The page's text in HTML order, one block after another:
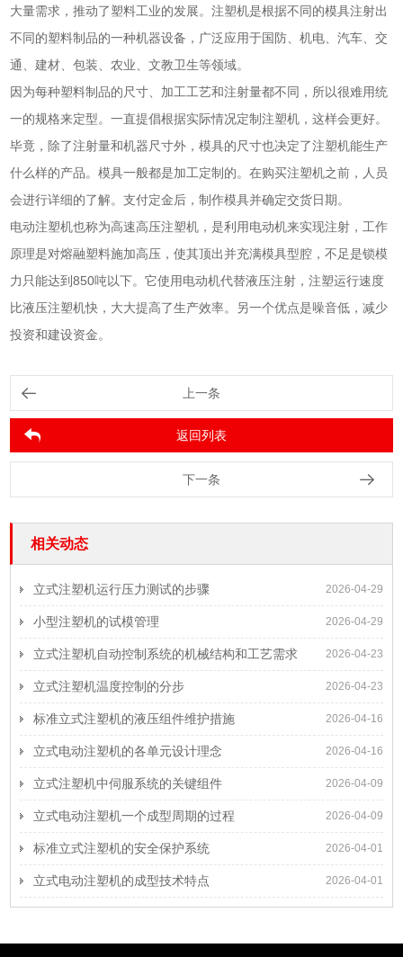
大量需求，推动了塑料工业的发展。注塑机是根据不同的模具注射出
不同的塑料制品的一种机器设备，广泛应用于国防、机电、汽车、交
通、建材、包装、农业、文教卫生等领域。
因为每种塑料制品的尺寸、加工工艺和注射量都不同，所以很难用统
一的规格来定型。一直提倡根据实际情况定制注塑机，这样会更好。
毕竟，除了注射量和机器尺寸外，模具的尺寸也决定了注塑机能生产
什么样的产品。模具一般都是加工定制的。在购买注塑机之前，人员
会进行详细的了解。支付定金后，制作模具并确定交货日期。
电动注塑机也称为高速高压注塑机，是利用电动机来实现注射，工作
原理是对熔融塑料施加高压，使其顶出并充满模具型腔，不足是锁模
力只能达到850吨以下。它使用电动机代替液压注射，注塑运行速度
比液压注塑机快，大大提高了生产效率。另一个优点是噪音低，减少
投资和建设资金。
上一条
返回列表
下一条
相关动态
2026-04-29
立式注塑机运行压力测试的步骤
2026-04-29
小型注塑机的试模管理
2026-04-23
立式注塑机自动控制系统的机械结构和工艺需求
2026-04-23
立式注塑机温度控制的分步
2026-04-16
标准立式注塑机的液压组件维护措施
2026-04-16
立式电动注塑机的各单元设计理念
2026-04-09
立式注塑机中伺服系统的关键组件
2026-04-09
立式电动注塑机一个成型周期的过程
2026-04-01
标准立式注塑机的安全保护系统
2026-04-01
立式电动注塑机的成型技术特点